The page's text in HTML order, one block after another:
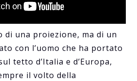
di una proiezione, ma di un
con l’uomo che ha portato
tetto d’Italia e d’Europa,
il volto della